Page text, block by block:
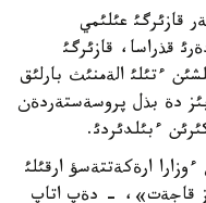
قازئرگئ عئلئمي
قذراسا، قازئرگئ
ءتئلئ الةمنئث بارلئق
دة بذل پروسةستةردةن
ءبئلدئردئ.
ارةكةتتةسؤ ارقئلئ
قاجةت»، - دةپ اتاپ